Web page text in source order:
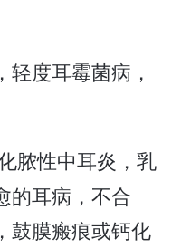
度耳霉菌病，
脓性中耳炎，乳
的耳病，不合
鼓膜瘢痕或钙化